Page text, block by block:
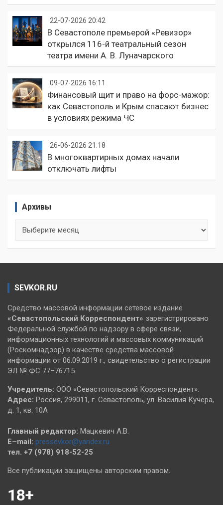
22-07-2026 20:42
В Севастополе премьерой «Ревизор»
открылся 116-й театральный сезон
театра имени А. В. Луначарского
09-07-2026 16:11
Финансовый щит и право на форс-мажор:
как Севастополь и Крым спасают бизнес
в условиях режима ЧС
26-06-2026 21:18
В многоквартирных домах начали
отключать лифты
Архивы
SEVKOR.RU
Средство массовой информации сетевое издание
«Севастопольский Корреспондент» зарегистрировано
Федеральной службой по надзору в сфере связи,
информационных технологий и массовых коммуникаций
(Роскомнадзор) в качестве средства массовой
информации от 06.09.2019 г., свидетельство о регистрации
ЭЛ № ФС 77–76715
Учредитель: ООО «Севастопольский Корреспондент».
Адрес: Россия, 299011, г. Севастополь, ул. Василия Кучера,
д. 1, кв. 10А
Главный редактор: Мацкевич А.В.
E–mail: pressevkor@yandex.ru
тел. +7 (978) 918-52-25
Все публикации защищены авторским правом.
18+